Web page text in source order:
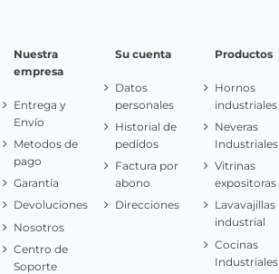
Nuestra
empresa
Entrega y
Envío
Metodos de
pago
Garantía
Devoluciones
Nosotros
Centro de
Soporte
Su cuenta
Datos
personales
Historial de
pedidos
Factura por
abono
Direcciones
Productos
Hornos
industriales
Neveras
Industriales
Vitrinas
expositoras
Lavavajillas
industrial
Cocinas
Industriales